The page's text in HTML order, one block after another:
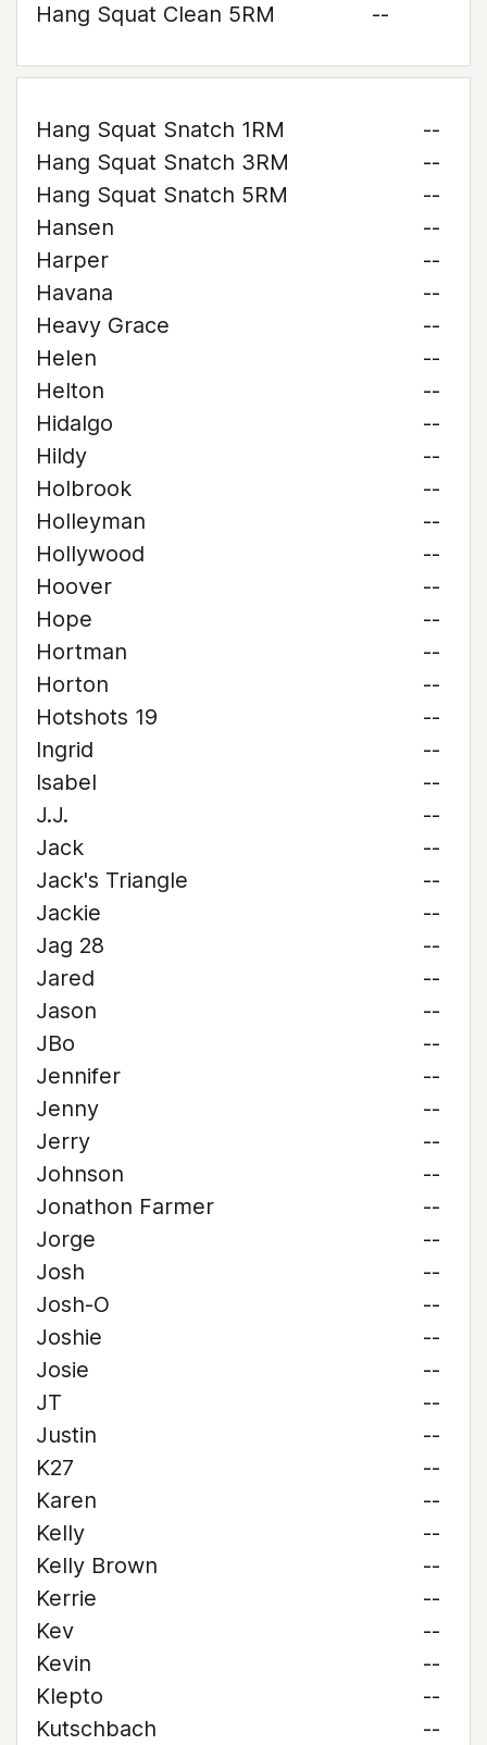
Hang Squat Clean 5RM
--
Hang Squat Snatch 1RM
--
Hang Squat Snatch 3RM
--
Hang Squat Snatch 5RM
--
Hansen
--
Harper
--
Havana
--
Heavy Grace
--
Helen
--
Helton
--
Hidalgo
--
Hildy
--
Holbrook
--
Holleyman
--
Hollywood
--
Hoover
--
Hope
--
Hortman
--
Horton
--
Hotshots 19
--
Ingrid
--
Isabel
--
J.J.
--
Jack
--
Jack's Triangle
--
Jackie
--
Jag 28
--
Jared
--
Jason
--
JBo
--
Jennifer
--
Jenny
--
Jerry
--
Johnson
--
Jonathon Farmer
--
Jorge
--
Josh
--
Josh-O
--
Joshie
--
Josie
--
JT
--
Justin
--
K27
--
Karen
--
Kelly
--
Kelly Brown
--
Kerrie
--
Kev
--
Kevin
--
Klepto
--
Kutschbach
--